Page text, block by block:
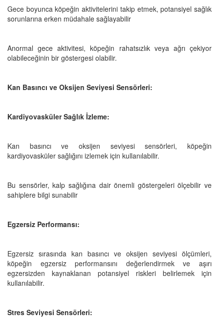
Gece boyunca köpeğin aktivitelerini takip etmek, potansiyel sağlık
sorunlarına erken müdahale sağlayabilir
Anormal gece aktivitesi, köpeğin rahatsızlık veya ağrı çekiyor
olabileceğinin bir göstergesi olabilir.
Kan Basıncı ve Oksijen Seviyesi Sensörleri:
Kardiyovasküler Sağlık İzleme:
Kan basıncı ve oksijen seviyesi sensörleri, köpeğin
kardiyovasküler sağlığını izlemek için kullanılabilir.
Bu sensörler, kalp sağlığına dair önemli göstergeleri ölçebilir ve
sahiplere bilgi sunabilir
Egzersiz Performansı:
Egzersiz sırasında kan basıncı ve oksijen seviyesi ölçümleri,
köpeğin egzersiz performansını değerlendirmek ve aşırı
egzersizden kaynaklanan potansiyel riskleri belirlemek için
kullanılabilir.
Stres Seviyesi Sensörleri: